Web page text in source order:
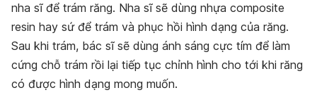
nha sĩ để trám răng. Nha sĩ sẽ dùng nhựa composite
resin hay sứ để trám và phục hồi hình dạng của răng.
Sau khi trám, bác sĩ sẽ dùng ánh sáng cực tím để làm
cứng chỗ trám rồi lại tiếp tục chỉnh hình cho tới khi răng
có được hình dạng mong muốn.